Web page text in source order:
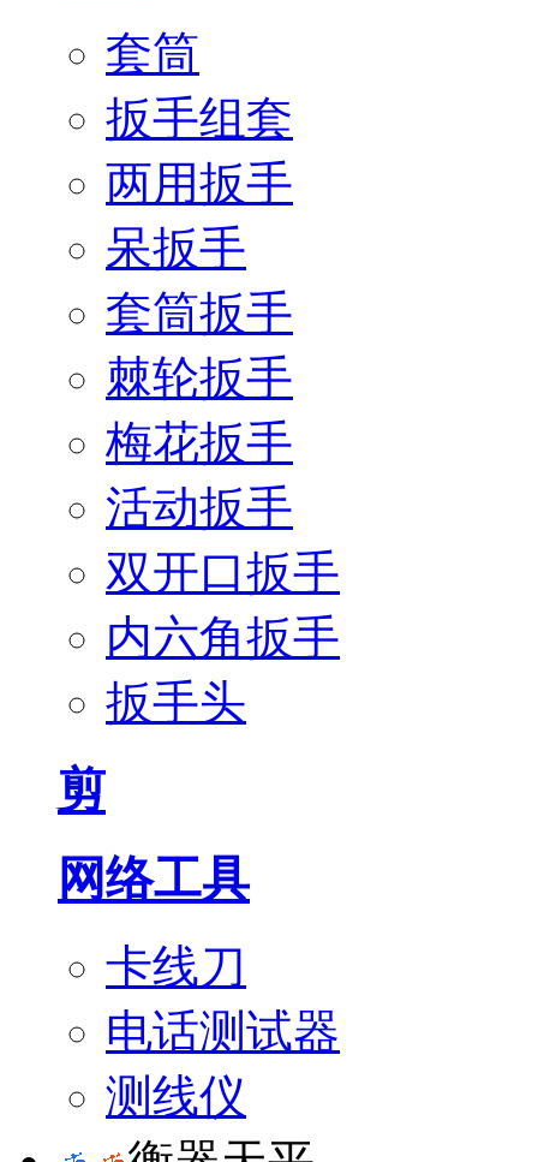
套筒
扳手组套
两用扳手
呆扳手
套筒扳手
棘轮扳手
梅花扳手
活动扳手
双开口扳手
内六角扳手
扳手头
剪
网络工具
卡线刀
电话测试器
测线仪